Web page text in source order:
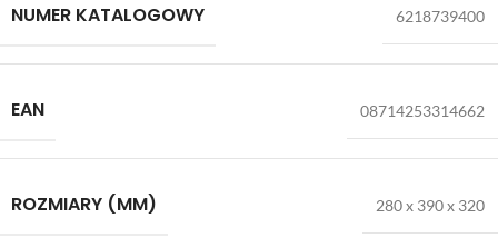
NUMER KATALOGOWY 6218739400
EAN 08714253314662
ROZMIARY (MM) 280 x 390 x 320